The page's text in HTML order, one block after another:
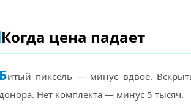
Когда цена падает
Битый пиксель — минус вдвое.
донора. Нет комплекта — минус 5 тысяч.